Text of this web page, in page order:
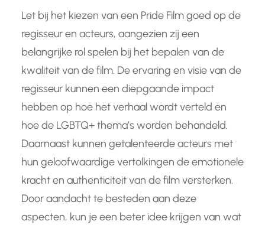
Let bij het kiezen van een Pride Film goed op de
regisseur en acteurs, aangezien zij een
belangrijke rol spelen bij het bepalen van de
kwaliteit van de film. De ervaring en visie van de
regisseur kunnen een diepgaande impact
hebben op hoe het verhaal wordt verteld en
hoe de LGBTQ+ thema’s worden behandeld.
Daarnaast kunnen getalenteerde acteurs met
hun geloofwaardige vertolkingen de emotionele
kracht en authenticiteit van de film versterken.
Door aandacht te besteden aan deze
aspecten, kun je een beter idee krijgen van wat